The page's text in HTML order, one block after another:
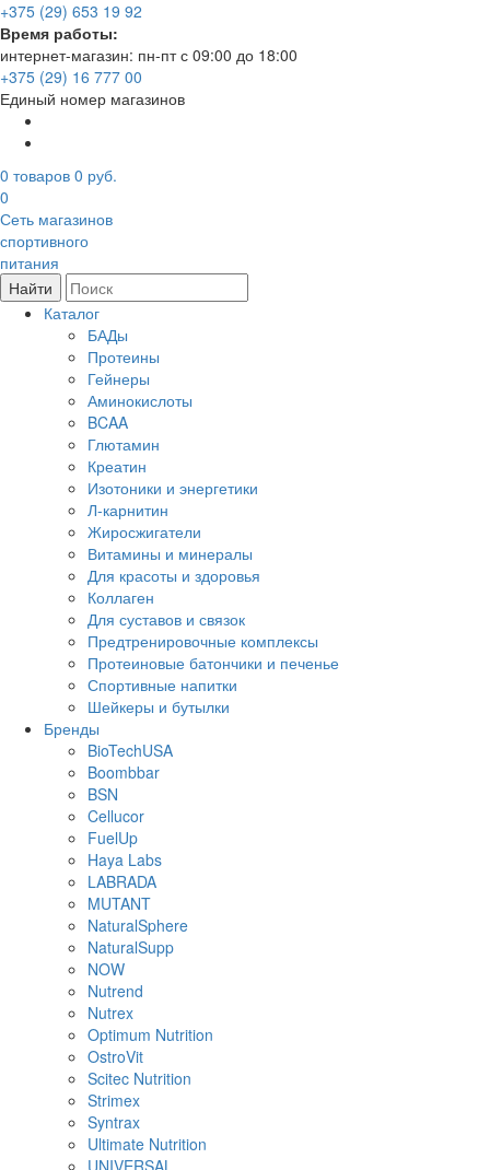
+375 (29) 653 19 92
Время работы:
интернет-магазин: пн-пт с 09:00 до 18:00
+375 (29) 16 777 00
Единый номер магазинов
0 товаров 0 руб.
0
Сеть магазинов
спортивного
питания
Найти
Каталог
БАДы
Протеины
Гейнеры
Аминокислоты
BCAA
Глютамин
Креатин
Изотоники и энергетики
Л-карнитин
Жиросжигатели
Витамины и минералы
Для красоты и здоровья
Коллаген
Для суставов и связок
Предтренировочные комплексы
Протеиновые батончики и печенье
Спортивные напитки
Шейкеры и бутылки
Бренды
BioTechUSA
Boombbar
BSN
Cellucor
FuelUp
Haya Labs
LABRADA
MUTANT
NaturalSphere
NaturalSupp
NOW
Nutrend
Nutrex
Optimum Nutrition
OstroVit
Scitec Nutrition
Strimex
Syntrax
Ultimate Nutrition
UNIVERSAL